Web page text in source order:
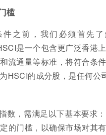
槛
之前，我们必须首先
是一个包含更广泛香港
流通量等标准，将符合条
HSCI的成分股，是任何公
数，需满足以下基本要求
的门槛，以确保市场对其